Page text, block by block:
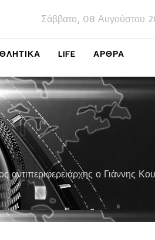
Σάββατο, 08 Αυγούστου
LIFE ΑΡΘΡΑ
ο Γιάννης